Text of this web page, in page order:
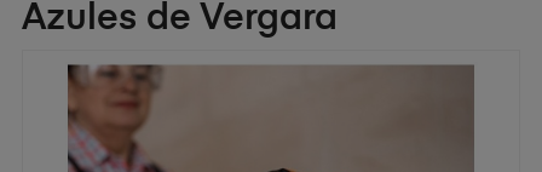
Azules de Vergara